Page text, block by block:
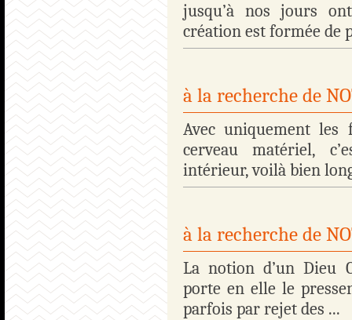
jusqu’à nos jours
création est formée de
à la recherche de
Avec uniquement les
cerveau matériel,
intérieur, voilà bien
à la recherche de
La notion d’un Dieu
porte en elle le
parfois par rejet des ...